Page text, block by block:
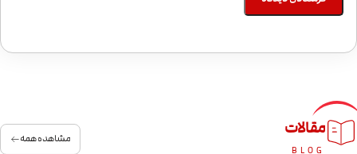
مقالات
BLOG
مشاهده همه